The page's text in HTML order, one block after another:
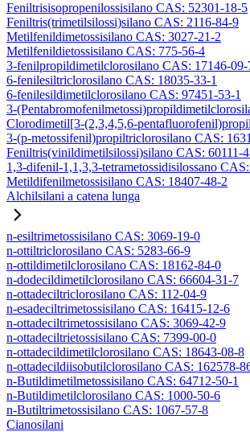
Feniltrisisopropenilossisilano CAS: 52301-18-5
Feniltris(trimetilsilossi)silano CAS: 2116-84-9
Metilfenildimetossisilano CAS: 3027-21-2
Metilfenildietossisilano CAS: 775-56-4
3-fenilpropildimetilclorosilano CAS: 17146-09-
6-fenilesiltriclorosilano CAS: 18035-33-1
6-fenilesildimetilclorosilano CAS: 97451-53-1
3-
Clorodimetil[3-(2,3,4,5,6-
3-(p-metossifenil)propiltriclorosilano CAS:
Feniltris(vinildimetilsilossi)silano CAS: 60111-
1,3-difenil-1,1,3,3-tetrametossidisilossano
Metildifenilmetossisilano CAS: 18407-48-2
Alchilsilani a catena lunga
n-esiltrimetossisilano CAS: 3069-19-0
n-ottiltriclorosilano CAS: 5283-66-9
n-ottildimetilclorosilano CAS: 18162-84-0
n-dodecildimetilclorosilano CAS: 66604-31-7
n-ottadeciltriclorosilano CAS: 112-04-9
n-esadeciltrimetossisilano CAS: 16415-12-6
n-ottadeciltrimetossisilano CAS: 3069-42-9
n-ottadeciltrietossisilano CAS: 7399-00-0
n-ottadecildimetilclorosilano CAS: 18643-08-8
n-ottadecildiisobutilclorosilano CAS: 162578-
n-Butildimetilmetossisilano CAS: 64712-50-1
n-Butildimetilclorosilano CAS: 1000-50-6
n-Butiltrimetossisilano CAS: 1067-57-8
Cianosilani